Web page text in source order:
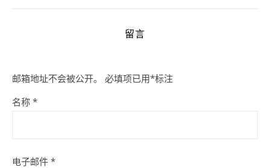
留言
邮箱地址不会被公开。 必填项已用*标注
名称 *
电子邮件 *